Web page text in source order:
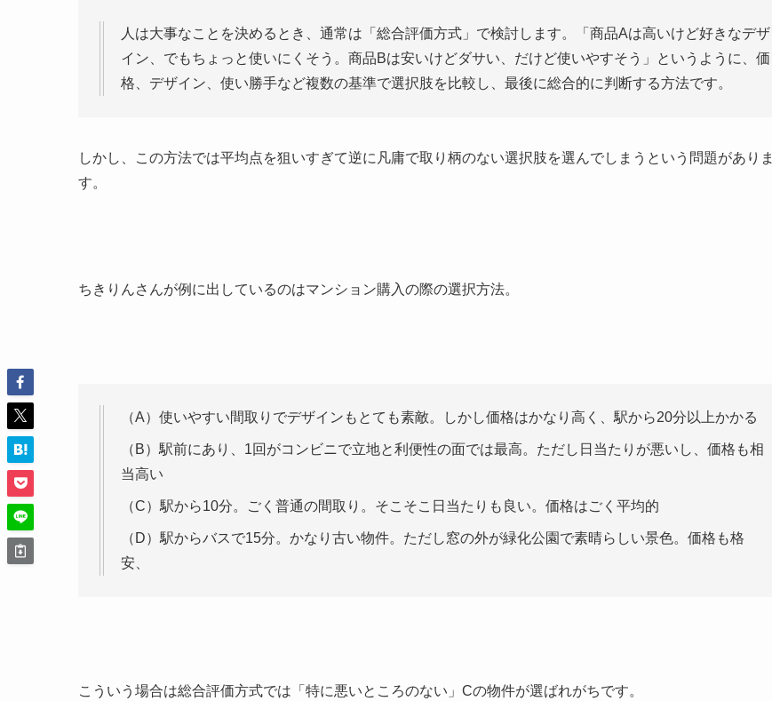
人は大事なことを決めるとき、通常は「総合評価方式」で検討します。「商品Aは高いけど好きなデザ
イン、でもちょっと使いにくそう。商品Bは安いけどダサい、だけど使いやすそう」というように、価
格、デザイン、使い勝手など複数の基準で選択肢を比較し、最後に総合的に判断する方法です。
しかし、この方法では平均点を狙いすぎて逆に凡庸で取り柄のない選択肢を選んでしまうという問題がありま
す。
ちきりんさんが例に出しているのはマンション購入の際の選択方法。
（A）使いやすい間取りでデザインもとても素敵。しかし価格はかなり高く、駅から20分以上かかる
（B）駅前にあり、1回がコンビニで立地と利便性の面では最高。ただし日当たりが悪いし、価格も相
当高い
（C）駅から10分。ごく普通の間取り。そこそこ日当たりも良い。価格はごく平均的
（D）駅からバスで15分。かなり古い物件。ただし窓の外が緑化公園で素晴らしい景色。価格も格
安、
こういう場合は総合評価方式では「特に悪いところのない」Cの物件が選ばれがちです。